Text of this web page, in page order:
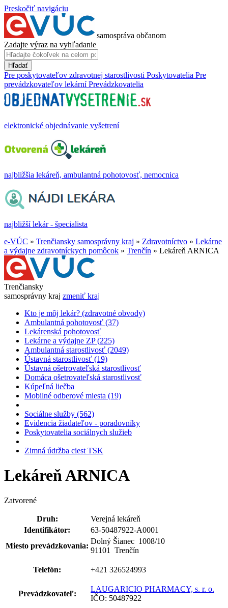
Preskočiť navigáciu
samospráva občanom
Zadajte výraz na vyhľadanie
Hľadať
Pre poskytovateľov zdravotnej starostlivosti Poskytovatelia Pre
prevádzkovateľov lekární Prevádzkovatelia
elektronické objednávanie vyšetrení
najbližšia lekáreň, ambulantná pohotovosť, nemocnica
najbližší lekár - špecialista
e-VÚC » Trenčiansky samosprávny kraj » Zdravotníctvo » Lekárne
a výdajne zdravotníckych pomôcok » Trenčín » Lekáreň ARNICA
Trenčiansky
samosprávny kraj zmeniť kraj
Kto je môj lekár? (zdravotné obvody)
Ambulantná pohotovosť (37)
Lekárenská pohotovosť
Lekárne a výdajne ZP (225)
Ambulantná starostlivosť (2049)
Ústavná starostlivosť (19)
Ústavná ošetrovateľská starostlivosť
Domáca ošetrovateľská starostlivosť
Kúpeľná liečba
Mobilné odberové miesta (19)
Sociálne služby (562)
Evidencia žiadateľov - poradovníky
Poskytovatelia sociálnych služieb
Zimná údržba ciest TSK
Lekáreň ARNICA
Zatvorené
Druh:
Verejná lekáreň
Identifikátor:
63-50487922-A0001
Miesto prevádzkovania:
Dolný Šianec 1008/10
91101 Trenčín
Telefón: +421 326524993
Prevádzkovateľ:
LAUGARICIO PHARMACY, s. r. o.
IČO: 50487922